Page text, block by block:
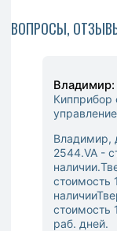
ВОПРОСЫ,
Владимир:
Кипприбор
Владимир,
2544.VA -
наличии.
наличии
стоимость
раб. дней.